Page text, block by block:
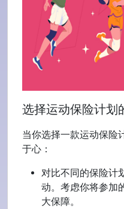
选择运动保险计划
当你选择一款运动保险
于心：
对比不同的保险计
动。考虑你将参加
大保障。